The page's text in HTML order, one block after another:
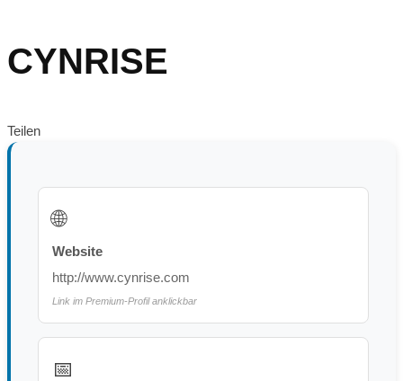
CYNRISE
Teilen
🌐
Website
http://www.cynrise.com
Link im Premium-Profil anklickbar
📅